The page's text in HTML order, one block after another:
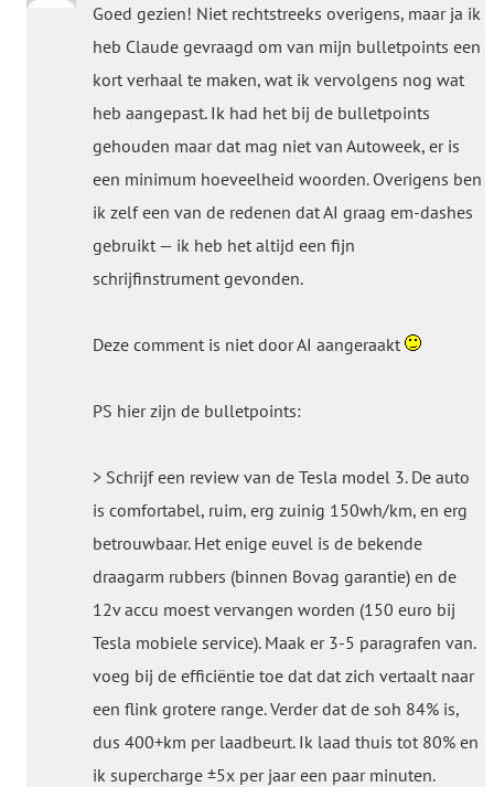
Goed gezien! Niet rechtstreeks overigens, maar ja ik
heb Claude gevraagd om van mijn bulletpoints een
kort verhaal te maken, wat ik vervolgens nog wat
heb aangepast. Ik had het bij de bulletpoints
gehouden maar dat mag niet van Autoweek, er is
een minimum hoeveelheid woorden. Overigens ben
ik zelf een van de redenen dat AI graag em-dashes
gebruikt — ik heb het altijd een fijn
schrijfinstrument gevonden.
Deze comment is niet door AI aangeraakt
PS hier zijn de bulletpoints:
> Schrijf een review van de Tesla model 3. De auto
is comfortabel, ruim, erg zuinig 150wh/km, en erg
betrouwbaar. Het enige euvel is de bekende
draagarm rubbers (binnen Bovag garantie) en de
12v accu moest vervangen worden (150 euro bij
Tesla mobiele service). Maak er 3-5 paragrafen van.
voeg bij de efficiëntie toe dat dat zich vertaalt naar
een flink grotere range. Verder dat de soh 84% is,
dus 400+km per laadbeurt. Ik laad thuis tot 80% en
ik supercharge ±5x per jaar een paar minuten.